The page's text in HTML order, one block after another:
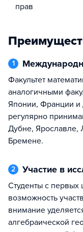
прав
1
Факультет математики имеет тесные контакты с
аналогичными
Японии, Франции и
регулярно
Дубне, Ярославле,
Бремене.
2 Участие в
Студенты с первых шагов обучения получают
возможность
внимание
алгебраической